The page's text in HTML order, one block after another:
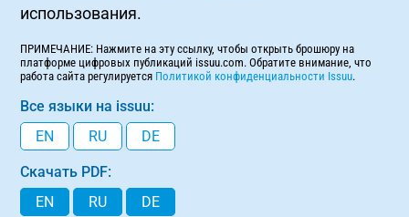
использования.
ПРИМЕЧАНИЕ: Нажмите на эту ссылку, чтобы открыть брошюру на
платформе цифровых публикаций issuu.com. Обратите внимание, что
работа сайта регулируется Политикой конфиденциальности Issuu.
Все языки на issuu:
EN
RU DE
Скачать PDF:
EN
RU DE